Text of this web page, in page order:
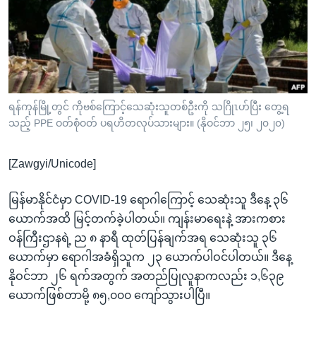
ညွန်း
စာမျက်နှာ
သို့
ကျော်
ကြည့်
ရန်
ရန်
ကျော်
ရန်
သုတပဒေသာ အင်္ဂလိပ်စာ
Learning English
ဗွီအိုအေ လူမှုကွန်ယက်များ
ရန်ကုန်မြို့တွင် ကိုဗစ်ကြောင့်သေဆုံးသူတစ်ဦးကို သဂြိုၤဟ်ပြီး တွေ့ရ
သည့် PPE ဝတ်စုံဝတ် ပရဟိတလုပ်သားများ။ (နိုဝင်ဘာ ၂၅၊ ၂၀၂၀)
[Zawgyi/Unicode]
မြန်မာနိုင်ငံမှာ COVID-19 ရောဂါကြောင့် သေဆုံးသူ ဒီနေ့ ၃၆
ယောက်အထိ မြင့်တက်ခဲ့ပါတယ်။ ကျန်းမာရေးနဲ့ အားကစား
ဝန်ကြီးဌာနရဲ့ ည ၈ နာရီ ထုတ်ပြန်ချက်အရ သေဆုံးသူ ၃၆
ယောက်မှာ ရောဂါအခံရှိသူက ၂၃ ယောက်ပါဝင်ပါတယ်။ ဒီနေ့
နိုဝင်ဘာ ၂၆ ရက်အတွက် အတည်ပြုလူနာကလည်း ၁,၆၃၉
ယောက်ဖြစ်တာမို့ ၈၅,၀၀၀ ကျော်သွားပါပြီ။